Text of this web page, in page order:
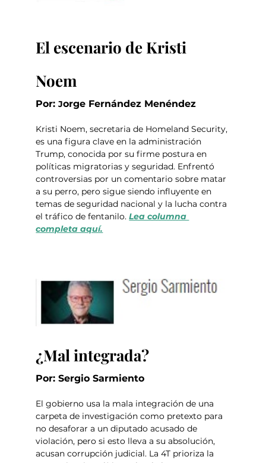
El escenario de Kristi
Noem
Por: Jorge Fernández Menéndez
Kristi Noem, secretaria de Homeland Security,
es una figura clave en la administración
Trump, conocida por su firme postura en
políticas migratorias y seguridad. Enfrentó
controversias por un comentario sobre matar
a su perro, pero sigue siendo influyente en
temas de seguridad nacional y la lucha contra
el tráfico de fentanilo. Lea columna
completa aquí.
¿Mal integrada?
Por: Sergio Sarmiento
El gobierno usa la mala integración de una
carpeta de investigación como pretexto para
no desaforar a un diputado acusado de
violación, pero si esto lleva a su absolución,
acusan corrupción judicial. La 4T prioriza la